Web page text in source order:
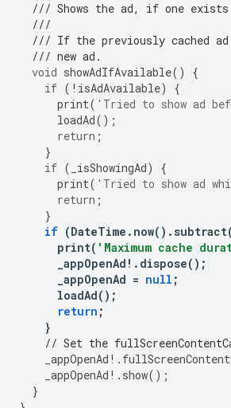
/// Shows the ad, if one exists
///
/// If the previously cached
/// new ad.
void showAdIfAvailable()
{
if ( ! isAdAvailable)
{
print( 'Tried to show ad
loadAd();
return ;
}
if ( _isShowingAd)
{
print( 'Tried to show ad
return ;
}
if (DateTime . now(). subtract(
print( 'Maximum cache
_appOpenAd ! . dispose();
_appOpenAd = null ;
loadAd();
return ;
}
// Set the
_appOpenAd ! .
_appOpenAd ! . show();
}